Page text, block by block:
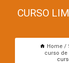
CURSO
Home
curso de